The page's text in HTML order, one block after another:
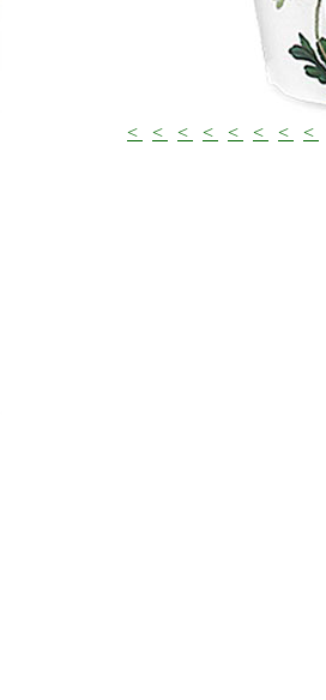
< < < < < < < <